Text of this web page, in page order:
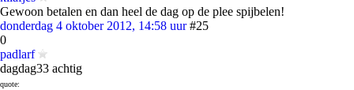
Gewoon betalen en dan heel de dag op de plee spijbelen!
donderdag 4 oktober 2012, 14:58 uur #25
0
padlarf
dagdag33 achtig
quote: